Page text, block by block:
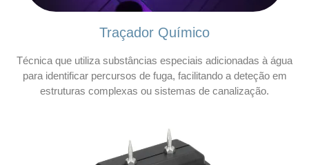
Traçador Químico
Técnica que utiliza substâncias especiais adicionadas à água
para identificar percursos de fuga, facilitando a deteção em
estruturas complexas ou sistemas de canalização.